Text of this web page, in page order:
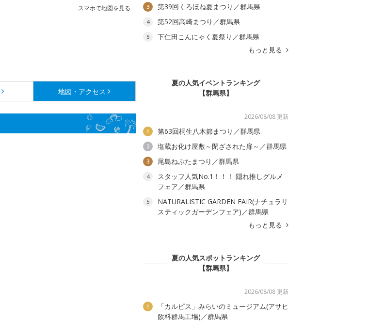
スマホで地図を見る
地図・アクセス
3 第39回くろほね夏まつり／群馬県
4 第52回高崎まつり／群馬県
5
下仁田こんにゃく夏祭り／群馬県
もっと見る
夏の人気イベントランキング
【群馬県】
2026/08/08 更新
1 第63回桐生八木節まつり／群馬県
2 塩蔵お化け屋敷～閉ざされた扉～／群馬県
3 尾島ねぷたまつり／群馬県
4
スタッフ人気No.1！！！ 隠れ推しグルメ
フェア／群馬県
5
NATURALISTIC GARDEN FAIR(ナチュラリ
スティックガーデンフェア)／群馬県
もっと見る
夏の人気スポットランキング
【群馬県】
2026/08/08 更新
1
「カルピス」みらいのミュージアム(アサヒ
飲料群馬工場)／群馬県